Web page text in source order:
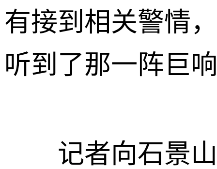
有接到相关警情
听到了那一阵巨
记者向石景山